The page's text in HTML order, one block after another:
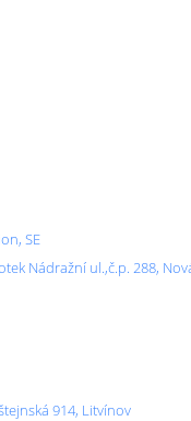
SE
Nádražní ul.,č.p. 288,
914, Litvínov